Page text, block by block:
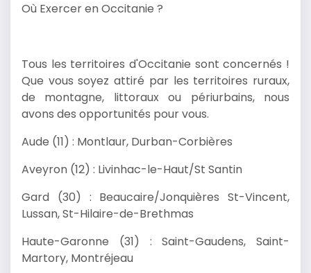
Où Exercer en Occitanie ?
Tous les territoires d'Occitanie sont concernés !
Que vous soyez attiré par les territoires ruraux,
de montagne, littoraux ou périurbains, nous
avons des opportunités pour vous.
Aude (11) : Montlaur, Durban-Corbières
Aveyron (12) : Livinhac-le-Haut/St Santin
Gard (30) : Beaucaire/Jonquières St-Vincent,
Lussan, St-Hilaire-de-Brethmas
Haute-Garonne (31) : Saint-Gaudens, Saint-
Martory, Montréjeau